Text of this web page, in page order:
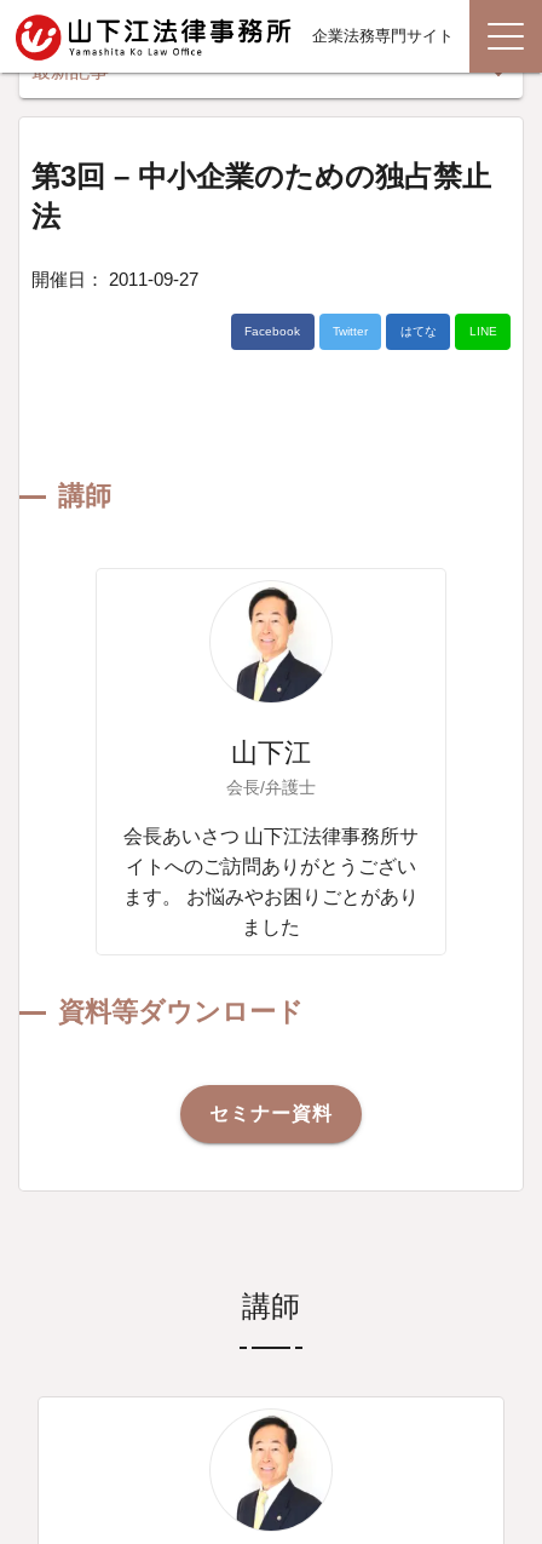
企業法務専門サイト
第3回 – 中小企業のための独占禁止
法
開催日： 2011-09-27
Facebook Twitter はてな LINE
講師
山下江
会長/弁護士
会長あいさつ 山下江法律事務所サ
イトへのご訪問ありがとうござい
ます。 お悩みやお困りごとがあり
ました
資料等ダウンロード
セミナー資料
講師
最新記事